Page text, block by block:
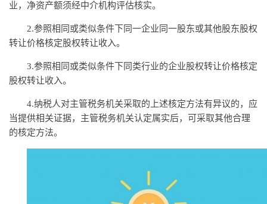
业，净资产额须经中介机构评估核实。
2.参照相同或类似条件下同一企业同一股东或其他股东股权
转让价格核定股权转让收入。
3.参照相同或类似条件下同类行业的企业股权转让价格核定
股权转让收入。
4.纳税人对主管税务机关采取的上述核定方法有异议的，应
当提供相关证据，主管税务机关认定属实后，可采取其他合理
的核定方法。